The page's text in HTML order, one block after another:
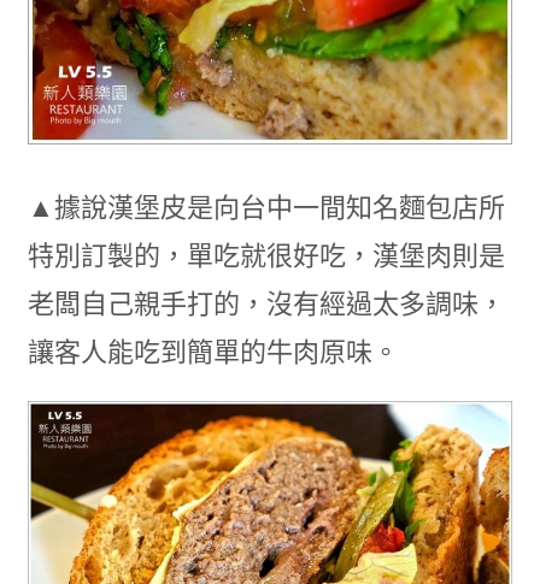
▲據說漢堡皮是向台中一間知名麵包店所
特別訂製的，單吃就很好吃，漢堡肉則是
老闆自己親手打的，沒有經過太多調味，
讓客人能吃到簡單的牛肉原味。